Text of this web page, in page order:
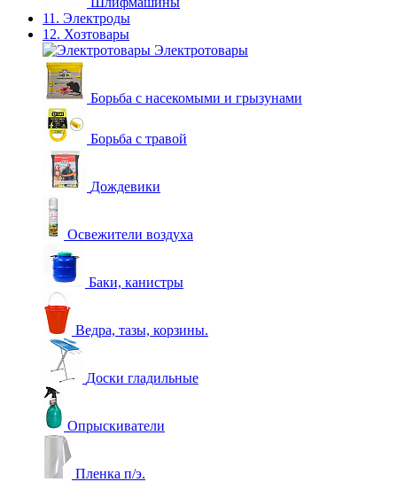
11. Электроды
12. Хозтовары
Электротовары
Борьба с насекомыми и грызунами
Борьба с травой
Дождевики
Освежители воздуха
Баки, канистры
Ведра, тазы, корзины.
Доски гладильные
Опрыскиватели
Пленка п/э.